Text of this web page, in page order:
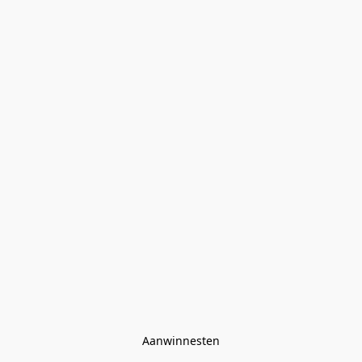
Aanwinnesten